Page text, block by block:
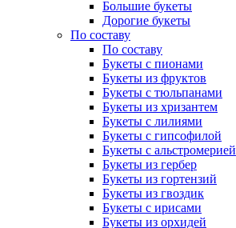
Большие букеты
Дорогие букеты
По составу
По составу
Букеты с пионами
Букеты из фруктов
Букеты с тюльпанами
Букеты из хризантем
Букеты с лилиями
Букеты с гипсофилой
Букеты с альстромерией
Букеты из гербер
Букеты из гортензий
Букеты из гвоздик
Букеты с ирисами
Букеты из орхидей